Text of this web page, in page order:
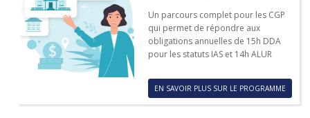
Un parcours complet pour les CGP
qui permet de répondre aux
obligations annuelles de 15h DDA
pour les statuts IAS et 14h ALUR
EN SAVOIR PLUS SUR LE PROGRAMME